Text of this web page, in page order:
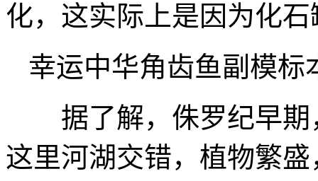
化，这实际上是因为化
幸运中华角齿鱼副模标
据了解，侏罗纪早期
这里河湖交错，植物繁